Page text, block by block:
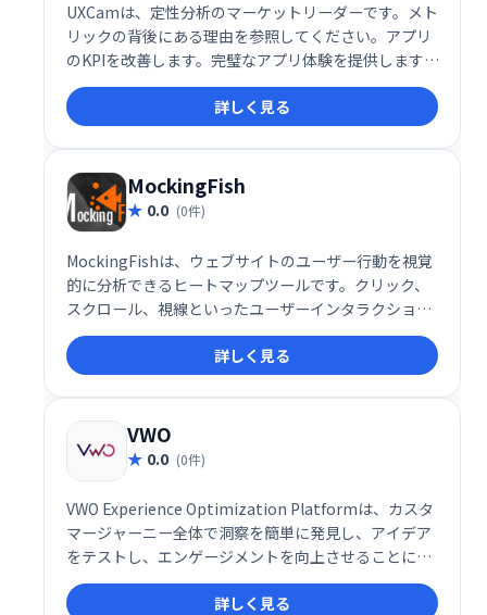
UXCamは、定性分析のマーケットリーダーです。メト
リックの背後にある理由を参照してください。アプリ
のKPIを改善します。完璧なアプリ体験を提供します。
24時間年中無休のカスタマーサポート。無料デモ。無
料トライアル。
詳しく見る
MockingFish
0.0 (0件)
MockingFishは、ウェブサイトのユーザー行動を視覚
的に分析できるヒートマップツールです。クリック、
スクロール、視線といったユーザーインタラクション
を詳細に可視化することで、ウェブサイトの改善点を
明確に示します。デザインや機能の最適化、ユーザー
エクスペリエンス向上に役立ち、より効果的なウェブ
サイト構築を支援します。
詳しく見る
VWO
0.0 (0件)
VWO Experience Optimization Platformは、カスタ
マージャーニー全体で洞察を簡単に発見し、アイデア
をテストし、エンゲージメントを向上させることによ
り、主要なビジネス指標を改善します。
詳しく見る